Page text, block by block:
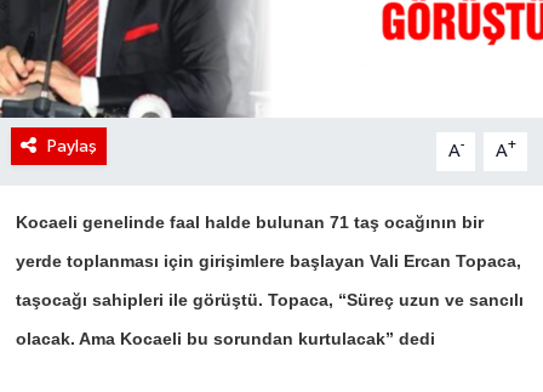
Paylaş A- A+
Kocaeli genelinde faal halde bulunan 71 taş ocağının bir
yerde toplanması için girişimlere başlayan Vali Ercan Topaca,
taşocağı sahipleri ile görüştü. Topaca, “Süreç uzun ve sancılı
olacak. Ama Kocaeli bu sorundan kurtulacak” dedi